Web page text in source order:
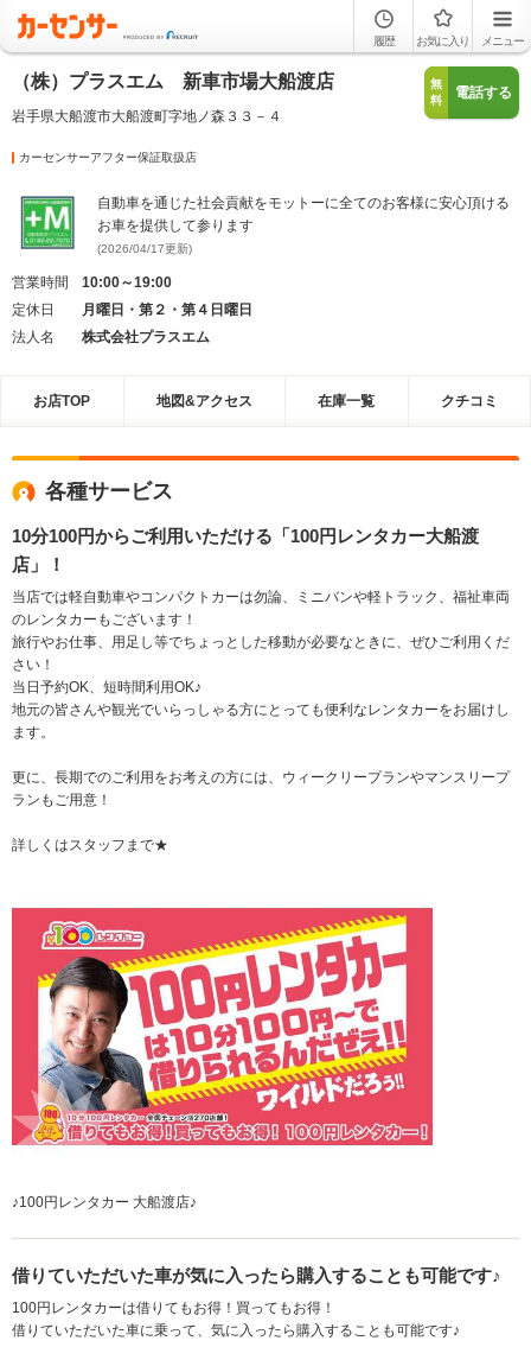
履歴 お気に入り メニュー
（株）プラスエム 新車市場大船渡店
岩手県大船渡市大船渡町字地ノ森３３－４
無
料
電話する
カーセンサーアフター保証取扱店
自動車を通じた社会貢献をモットーに全てのお客様に安心頂ける
お車を提供して参ります
(2026/04/17更新)
営業時間
10:00～19:00
定休日
月曜日・第２・第４日曜日
法人名
株式会社プラスエム
お店TOP 地図&アクセス 在庫一覧 クチコミ
各種サービス
10分100円からご利用いただける「100円レンタカー大船渡
店」！
当店では軽自動車やコンパクトカーは勿論、ミニバンや軽トラック、福祉車両
のレンタカーもございます！
旅行やお仕事、用足し等でちょっとした移動が必要なときに、ぜひご利用くだ
さい！
当日予約OK、短時間利用OK♪
地元の皆さんや観光でいらっしゃる方にとっても便利なレンタカーをお届けし
ます。
更に、長期でのご利用をお考えの方には、ウィークリープランやマンスリープ
ランもご用意！
詳しくはスタッフまで★
♪100円レンタカー 大船渡店♪
借りていただいた車が気に入ったら購入することも可能です♪
100円レンタカーは借りてもお得！買ってもお得！
借りていただいた車に乗って、気に入ったら購入することも可能です♪